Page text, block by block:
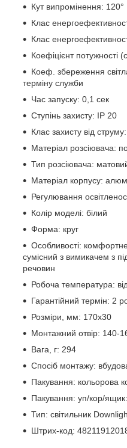
Кут випромінення: 120°
Клас
Клас
Коефіцієнт потужності
Коеф. збереження
терміну служби
Час запуску: 0,1 сек
Ступінь захисту: IP 20
Клас захисту від струму:
Матеріал розсіювача:
Тип розсіювача:
Матеріал корпусу:
Регулювання
Колір моделі: білий
Форма: круг
Особливості: комфортне
сумісний з вимикачем з
речовин
Робоча температура:
Гарантійний термін: 2
Розміри, мм: 170x30
Монтажний отвір: 140-
Вага, г: 294
Спосіб монтажу:
Пакування: кольорова
Пакування: уп/кор/
Тип: cвітильник
Штрих-код: